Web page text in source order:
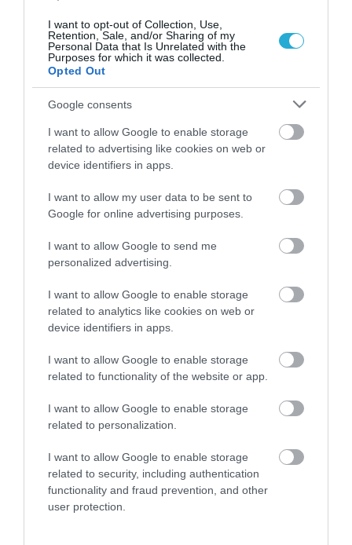
I want to opt-out of Collection, Use,
Retention, Sale, and/or Sharing of my
Personal Data that Is Unrelated with the
Purposes for which it was collected.
Opted Out
Google consents
I want to allow Google to enable storage
related to advertising like cookies on web or
device identifiers in apps.
I want to allow my user data to be sent to
Google for online advertising purposes.
I want to allow Google to send me
personalized advertising.
I want to allow Google to enable storage
related to analytics like cookies on web or
device identifiers in apps.
I want to allow Google to enable storage
related to functionality of the website or app.
I want to allow Google to enable storage
related to personalization.
I want to allow Google to enable storage
related to security, including authentication
functionality and fraud prevention, and other
user protection.
31.07.2026
Θερινές εκπτώσεις: Τι δείχνει το «ταμείο»
του πρώτου μήνα
30.07.2026
Public Group: Πωλήσεις άνω των 500 εκατ.
ευρώ το 2025